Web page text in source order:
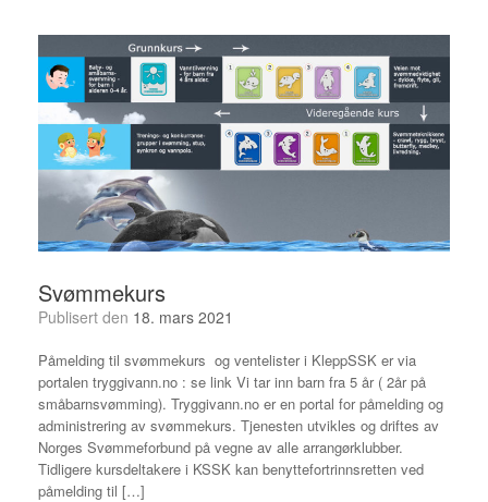
Svømmekurs
Publisert den 18. mars 2021
Påmelding til svømmekurs og ventelister i KleppSSK er via
portalen tryggivann.no : se link Vi tar inn barn fra 5 år ( 2år på
småbarnsvømming). Tryggivann.no er en portal for påmelding og
administrering av svømmekurs. Tjenesten utvikles og driftes av
Norges Svømmeforbund på vegne av alle arrangørklubber.
Tidligere kursdeltakere i KSSK kan benyttefortrinnsretten ved
påmelding til […]